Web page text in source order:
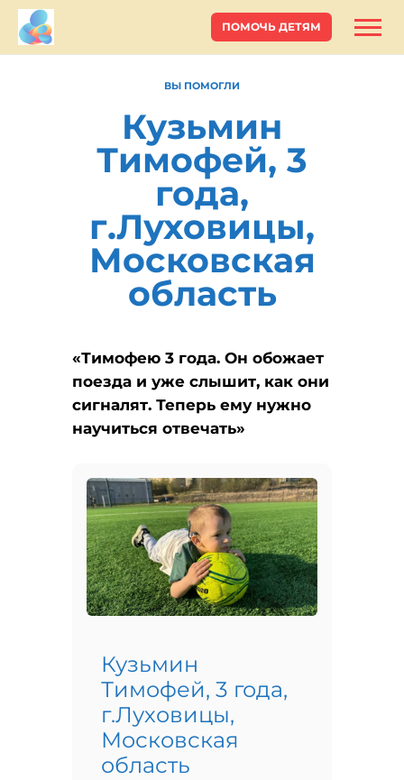
ПОМОЧЬ ДЕТЯМ
ВЫ ПОМОГЛИ
Кузьмин
Тимофей, 3
года,
г.Луховицы,
Московская
область
«Тимофею 3 года. Он обожает
поезда и уже слышит, как они
сигналят. Теперь ему нужно
научиться отвечать»
Кузьмин
Тимофей, 3 года,
г.Луховицы,
Московская
область